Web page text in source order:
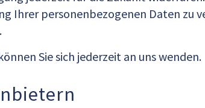
Ihrer personenbezogenen Daten zu
Sie sich jederzeit an uns wenden.